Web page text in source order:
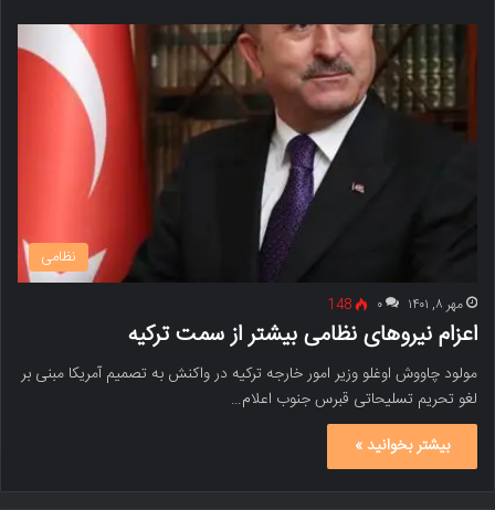
نظامی
مهر ۸, ۱۴۰۱ ۰ 148
اعزام نیروهای نظامی بیشتر از سمت ترکیه
مولود چاووش اوغلو وزیر امور خارجه ترکیه در واکنش به تصمیم آمریکا مبنی بر
لغو تحریم تسلیحاتی قبرس جنوب اعلام…
بیشتر بخوانید »